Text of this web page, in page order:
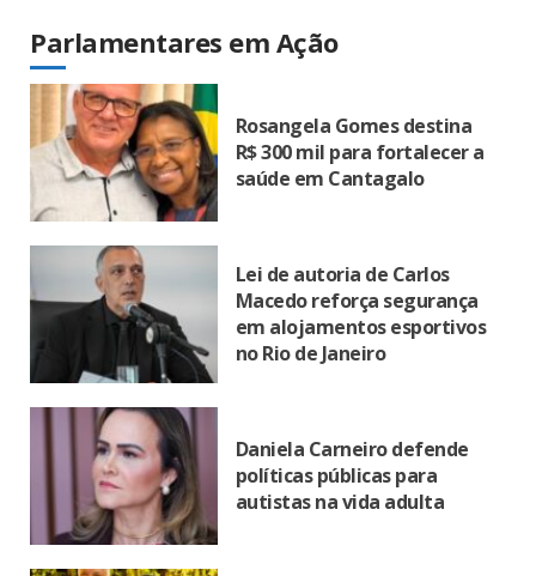
Parlamentares em Ação
Rosangela Gomes destina
R$ 300 mil para fortalecer a
saúde em Cantagalo
Lei de autoria de Carlos
Macedo reforça segurança
em alojamentos esportivos
no Rio de Janeiro
Daniela Carneiro defende
políticas públicas para
autistas na vida adulta